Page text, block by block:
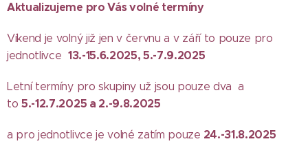
Aktualizujeme pro Vás volné termíny
Víkend je volný již jen v červnu a v září to pouze pro
jednotlivce 13.-15.6.2025, 5.-7.9.2025
Letní termíny pro skupiny už jsou pouze dva a
to5.-12.7.2025 a 2.-9.8.2025
a pro jednotlivce je volné zatím pouze 24.-31.8.2025